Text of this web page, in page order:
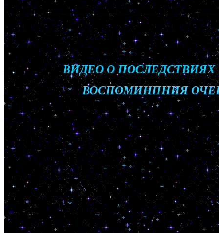
_______________ ВИДЕО О
____________________ ВОСПОМИНПНИЯ